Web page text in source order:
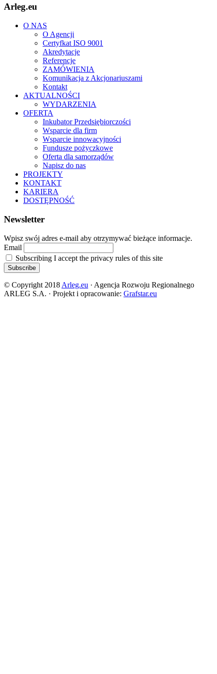
Arleg.eu
O NAS
O Agencji
Certyfkat ISO 9001
Akredytacje
Referencje
ZAMÓWIENIA
Komunikacja z Akcjonariuszami
Kontakt
AKTUALNOŚCI
WYDARZENIA
OFERTA
Inkubator Przedsiębiorczości
Wsparcie dla firm
Wsparcie innowacyjności
Fundusze pożyczkowe
Oferta dla samorządów
Napisz do nas
PROJEKTY
KONTAKT
KARIERA
DOSTĘPNOŚĆ
Newsletter
Wpisz swój adres e-mail aby otrzymywać bieżące informacje.
Email
Subscribing I accept the privacy rules of this site
© Copyright 2018 Arleg.eu · Agencja Rozwoju Regionalnego
ARLEG S.A. · Projekt i opracowanie: Grafstar.eu